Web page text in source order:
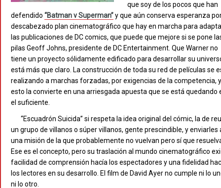
que soy de los pocos que han
defendido “Batman v Superman”y que aún conserva esperanza
descabezado plan cinematográfico que hay en marcha para
las publicaciones de DC comics, que puede que mejore si se pone
pilas Geoff Johns, presidente de DC Entertainment. Que Warner no
tiene un proyecto sólidamente edificado para desarrollar su
está más que claro. La construcción de toda su red de películas se
realizando a marchas forzadas, por exigencias de la competencia, y
esto la convierte en una arriesgada apuesta que se está quedando
el suficiente.
“Escuadrón Suicida” si respeta la idea original del cómic, la de
un grupo de villanos o súper villanos, gente prescindible, y enviarles
una misión de la que probablemente no vuelvan pero sí que
Ese es el concepto, pero su traslación al mundo cinematográfico
facilidad de comprensión hacía los espectadores y una fidelidad
los lectores en su desarrollo. El film de David Ayer no cumple ni lo
ni lo otro.